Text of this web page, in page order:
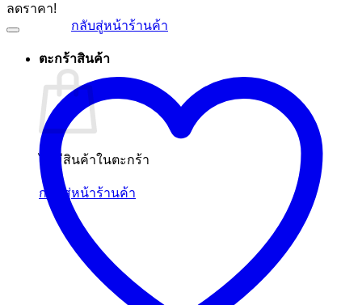
กลับสู่หน้าร้านค้า
ตะกร้าสินค้า
ไม่มีสินค้าในตะกร้า
กลับสู่หน้าร้านค้า
ลดราคา!